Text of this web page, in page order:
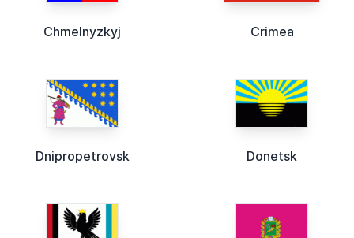
Chmelnyzkyj Crimea
Dnipropetrovsk Donetsk